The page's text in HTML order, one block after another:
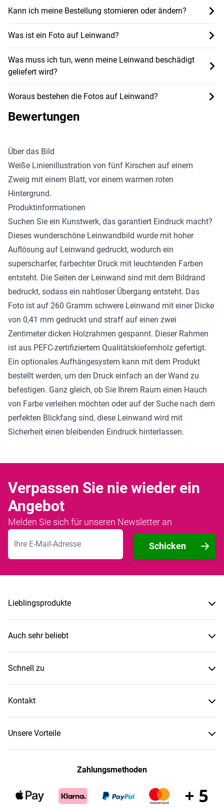
Kann ich meine Bestellung stornieren oder ändern?
Was ist ein Foto auf Leinwand?
Was muss ich tun, wenn meine Leinwand beschädigt
geliefert wird?
Woraus bestehen die Fotos auf Leinwand?
Bewertungen
Über das Bild
Weiße Linienillustration von fünf Kirschen auf einem
Zweig mit einem Blatt, vor einem warmen roten
Hintergrund.
Produktinformationen
Suchen Sie ein Kunstwerk, das garantiert Eindruck macht?
Dieses wunderschöne Leinwandbild wurde mit hoher
Auflösung auf Leinwand gedruckt, wodurch ein
superscharfer, farbechter Druck mit leuchtenden Farben
entsteht. Die Seiten der Leinwand sind mit dem Bildrand
bedruckt, sodass ein nahtloser Übergang entsteht. Das
Foto ist auf 260 Gramm schwere Leinwand mit einer Dicke
von 0,41 mm gedruckt und straff auf einen zwei
Zentimeter dicken Holzrahmen gespannt. Dieser Rahmen
ist aus PEFC-zertifiziertem Qualitätskiefernholz gefertigt.
Ein optionales Aufhängesystem kann mit dem Produkt
bestellt werden, um den Druck einfach an der Wand zu
befestigen. Ganz gleich, ob Sie Ihrem Raum einen Hauch
von Farbe verleihen möchten oder auf der Suche nach dem
perfekten Blickfang sind, diese Leinwand wird mit
Sicherheit einen bleibenden Eindruck hinterlassen.
Verpassen Sie nie wieder ein
Angebot
Melden Sie sich für unseren Newsletter an
E-Mailadresse
Schicken
Lieblingsprodukte
Auch sehr beliebt
Schnell zu
Kontakt
Unsere Vorteile
Zahlungsmethoden